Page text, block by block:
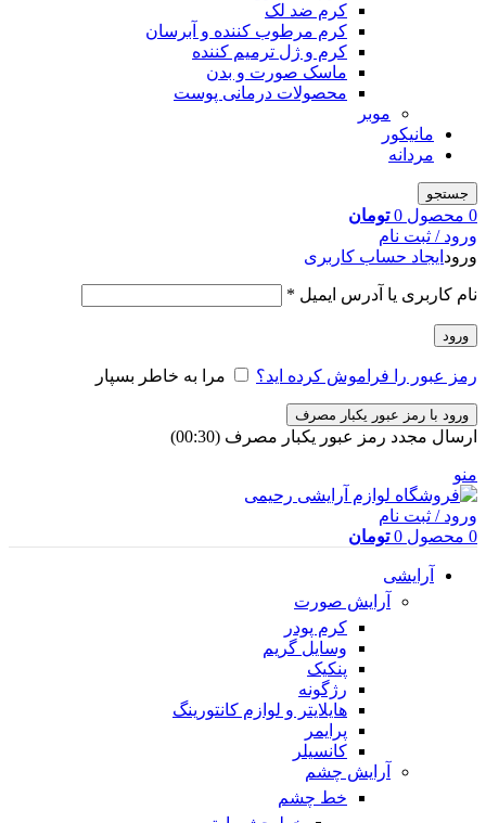
کرم ضد لک
کرم مرطوب کننده و آبرسان
کرم و ژل ترمیم کننده
ماسک صورت و بدن
محصولات درمانی پوست
موبر
مانیکور
مردانه
جستجو
0 محصول 0 تومان
ورود / ثبت نام
ورود ایجاد حساب کاربری
نام کاربری یا آدرس ایمیل *
ورود
رمز عبور را فراموش کرده اید؟ مرا به خاطر بسپار
ورود با رمز عبور یکبار مصرف
ارسال مجدد رمز عبور یکبار مصرف (00:
30
)
منو
ورود / ثبت نام
0 محصول 0 تومان
آرایشی
آرایش صورت
کرم پودر
وسایل گریم
پنکیک
رژگونه
هایلایتر و لوازم کانتورینگ
پرایمر
کانسیلر
آرایش چشم
خط چشم